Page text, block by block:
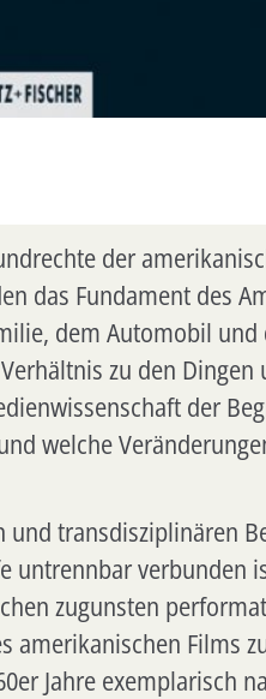
der
das Fundament des
dem Automobil
zu den
der
welche
transdisziplinären
untrennbar
zugunsten
amerikanischen Films
Jahre exemplarisch